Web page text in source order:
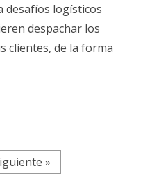
desafíos logísticos
despachar los
clientes, de la forma
»